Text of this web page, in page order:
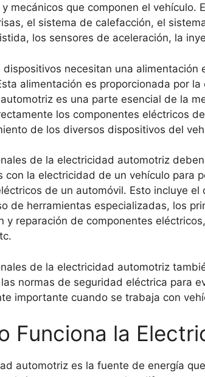
mecánicos que componen el vehículo.
el sistema de calefacción, el
los sensores de aceleración, la
dispositivos necesitan una alimentación
alimentación es proporcionada por
es una parte esencial de la
los componentes eléctricos
de los diversos dispositivos del
de la electricidad automotriz
con la electricidad de un vehículo para
de un automóvil. Esto incluye
de herramientas especializadas, los
y reparación de componentes
de la electricidad automotriz
normas de seguridad eléctrica para
importante cuando se trabaja con
Funciona la
automotriz es la fuente de energía